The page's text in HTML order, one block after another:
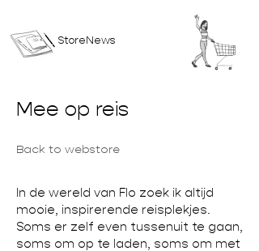
StoreNews
Mee op reis
Back to webstore
In de wereld van Flo zoek ik altijd
mooie, inspirerende reisplekjes.
Soms er zelf even tussenuit te gaan,
soms om op te laden, soms om met